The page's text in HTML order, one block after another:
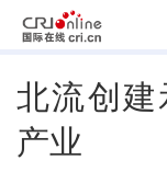
北流创
产业